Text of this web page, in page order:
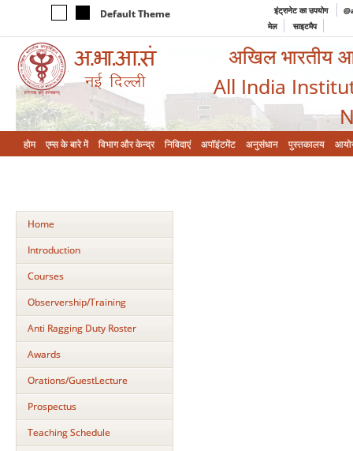
Default Theme इंट्रानेट का उपयोग
मेल
साइटमैप
अखिल भारतीय
All India
होम एम्‍स के बारे में विभाग और केन्‍द्र निविदाएं अपॉइंटमेंट अनुसंधान पुस्तकालय
Home
Introduction
Courses
Observership/Training
Anti Ragging Duty Roster
Awards
Orations/GuestLecture
Prospectus
Teaching Schedule